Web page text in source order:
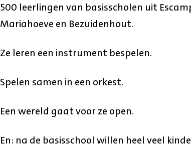
500 leerlingen van basisscholen uit
Mariahoeve en Bezuidenhout.
Ze leren een instrument bespelen.
Spelen samen in een orkest.
Een wereld gaat voor ze open.
En: na de basisschool willen heel veel